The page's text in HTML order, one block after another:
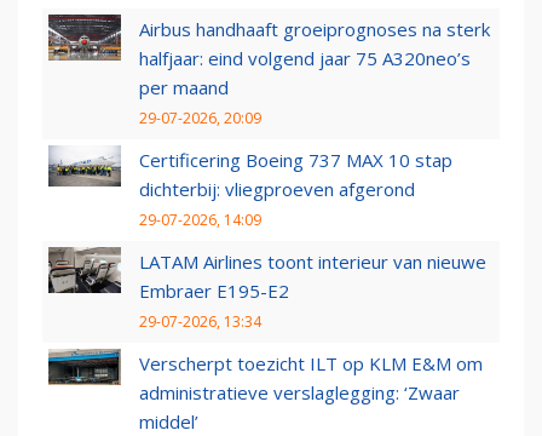
Airbus handhaaft groeiprognoses na sterk
halfjaar: eind volgend jaar 75 A320neo’s
per maand
29-07-2026, 20:09
Certificering Boeing 737 MAX 10 stap
dichterbij: vliegproeven afgerond
29-07-2026, 14:09
LATAM Airlines toont interieur van nieuwe
Embraer E195-E2
29-07-2026, 13:34
Verscherpt toezicht ILT op KLM E&M om
administratieve verslaglegging: ‘Zwaar
middel’